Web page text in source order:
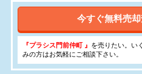
今すぐ無料売
『プラシス門前仲町 』 を売りたい。い
みの方はお気軽にご相談下さい。